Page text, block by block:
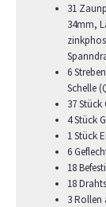
31
34mm,
6
Schelle
37
4 Stück
1 Stück
6
18
18
3 Rollen